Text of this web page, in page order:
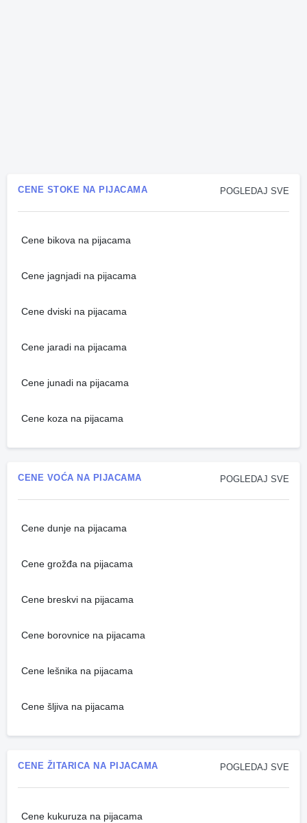
POGLEDAJ SVE
CENE STOKE NA PIJACAMA
Cene bikova na pijacama
Cene jagnjadi na pijacama
Cene dviski na pijacama
Cene jaradi na pijacama
Cene junadi na pijacama
Cene koza na pijacama
POGLEDAJ SVE
CENE VOĆA NA PIJACAMA
Cene dunje na pijacama
Cene grožđa na pijacama
Cene breskvi na pijacama
Cene borovnice na pijacama
Cene lešnika na pijacama
Cene šljiva na pijacama
POGLEDAJ SVE
CENE ŽITARICA NA PIJACAMA
Cene kukuruza na pijacama